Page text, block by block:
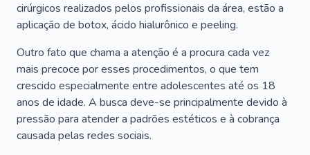
cirúrgicos realizados pelos profissionais da área, estão a
aplicação de botox, ácido hialurônico e peeling.
Outro fato que chama a atenção é a procura cada vez
mais precoce por esses procedimentos, o que tem
crescido especialmente entre adolescentes até os 18
anos de idade. A busca deve-se principalmente devido à
pressão para atender a padrões estéticos e à cobrança
causada pelas redes sociais.